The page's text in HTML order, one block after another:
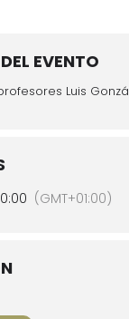
EVENTO
Luis
(GMT+01:00)